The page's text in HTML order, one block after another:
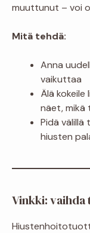
muuttunut – voi
Mitä tehdä:
Anna
vaikuttaa
Älä
näet, mikä
Pidä
hiusten
Vinkki: